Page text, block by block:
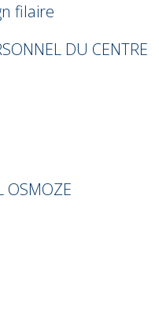
filaire
DU CENTRE
OSMOZE